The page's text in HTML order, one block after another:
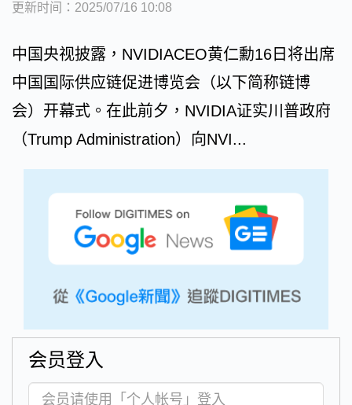
更新时间：2025/07/16 10:08
中国央视披露，NVIDIACEO黄仁勳16日将出席
中国国际供应链促进博览会（以下简称链博
会）开幕式。在此前夕，NVIDIA证实川普政府
（Trump Administration）向NVI...
会员登入